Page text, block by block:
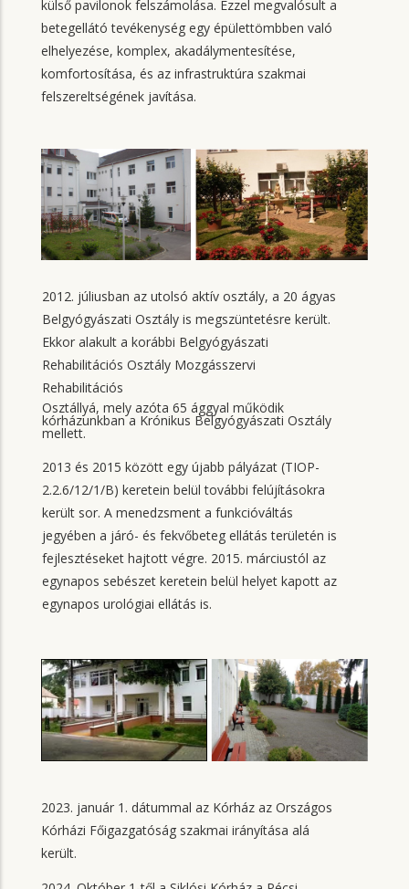
külső pavilonok felszámolása. Ezzel megvalósult a
betegellátó tevékenység egy épülettömbben való
elhelyezése, komplex, akadálymentesítése,
komfortosítása, és az infrastruktúra szakmai
felszereltségének javítása.
2012. júliusban az utolsó aktív osztály, a 20 ágyas
Belgyógyászati Osztály is megszüntetésre került.
Ekkor alakult a korábbi Belgyógyászati
Rehabilitációs Osztály Mozgásszervi
Rehabilitációs
Osztállyá, mely azóta 65 ággyal működik
kórházunkban a Krónikus Belgyógyászati Osztály
mellett.
2013 és 2015 között egy újabb pályázat (TIOP-
2.2.6/12/1/B) keretein belül további felújításokra
került sor. A menedzsment a funkcióváltás
jegyében a járó- és fekvőbeteg ellátás területén is
fejlesztéseket hajtott végre. 2015. márciustól az
egynapos sebészet keretein belül helyet kapott az
egynapos urológiai ellátás is.
2023. január 1. dátummal az Kórház az Országos
Kórházi Főigazgatóság szakmai irányítása alá
került.